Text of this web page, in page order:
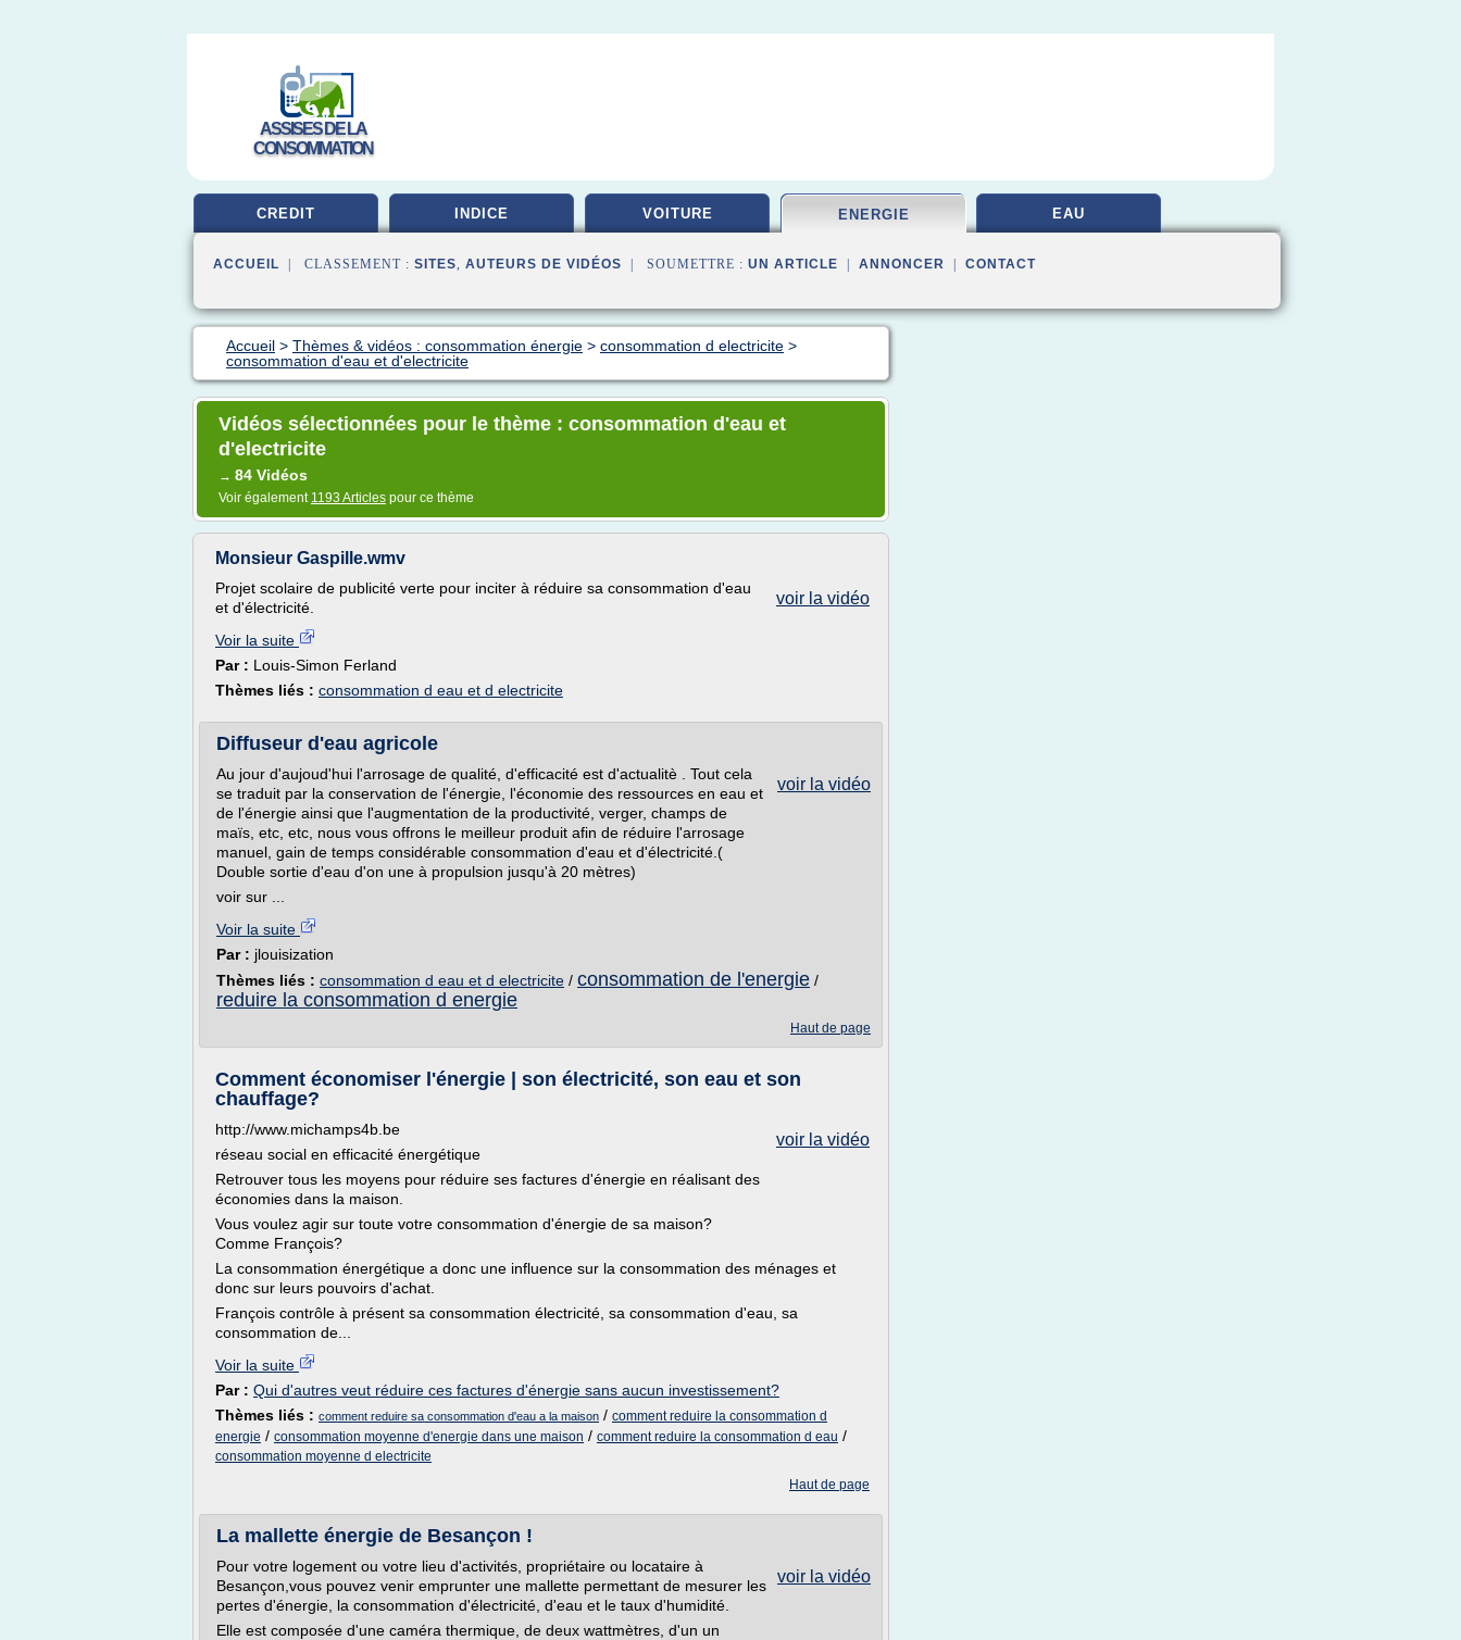
ASSISES DE LA
CONSOMMATION
CREDIT INDICE VOITURE ENERGIE EAU
ACCUEIL | CLASSEMENT : SITES, AUTEURS DE VIDÉOS | SOUMETTRE : UN ARTICLE ANNONCER CONTACT
Accueil > Thèmes & vidéos : consommation énergie > consommation d electricite >
consommation d'eau et d'electricite
Vidéos sélectionnées pour le thème : consommation d'eau et
d'electricite
→ 84 Vidéos
Voir également 1193 Articles pour ce thème
Monsieur Gaspille.wmv
voir la vidéo
Projet scolaire de publicité verte pour inciter à réduire sa consommation d'eau
et d'électricité.
Voir la suite
Par : Louis-Simon Ferland
Thèmes liés : consommation d eau et d electricite
Diffuseur d'eau agricole
voir la vidéo
Au jour d'aujoud'hui l'arrosage de qualité, d'efficacité est d'actualitè . Tout cela
se traduit par la conservation de l'énergie, l'économie des ressources en eau et
de l'énergie ainsi que l'augmentation de la productivité, verger, champs de
maïs, etc, etc, nous vous offrons le meilleur produit afin de réduire l'arrosage
manuel, gain de temps considérable consommation d'eau et d'électricité.(
Double sortie d'eau d'on une à propulsion jusqu'à 20 mètres)
voir sur ...
Voir la suite
Par : jlouisization
Thèmes liés : consommation d eau et d electricite / consommation de l'energie /
reduire la consommation d energie
Haut de page
Comment économiser l'énergie | son électricité, son eau et son
chauffage?
voir la vidéo
http://www.michamps4b.be
réseau social en efficacité énergétique
Retrouver tous les moyens pour réduire ses factures d'énergie en réalisant des
économies dans la maison.
Vous voulez agir sur toute votre consommation d'énergie de sa maison?
Comme François?
La consommation énergétique a donc une influence sur la consommation des ménages et
donc sur leurs pouvoirs d'achat.
François contrôle à présent sa consommation électricité, sa consommation d'eau, sa
consommation de...
Voir la suite
Par : Qui d'autres veut réduire ces factures d'énergie sans aucun investissement?
Thèmes liés : comment reduire sa consommation d'eau a la maison / comment reduire la consommation d
energie / consommation moyenne d'energie dans une maison / comment reduire la consommation d eau /
consommation moyenne d electricite
Haut de page
La mallette énergie de Besançon !
voir la vidéo
Pour votre logement ou votre lieu d'activités, propriétaire ou locataire à
Besançon,vous pouvez venir emprunter une mallette permettant de mesurer les
pertes d'énergie, la consommation d'électricité, d'eau et le taux d'humidité.
Elle est composée d'une caméra thermique, de deux wattmètres, d'un un